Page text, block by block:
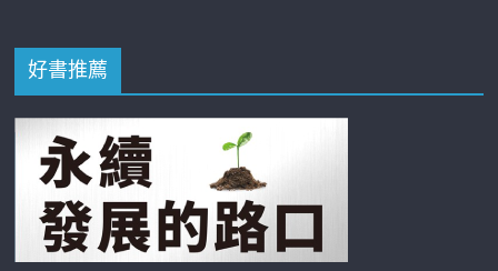
好書推薦